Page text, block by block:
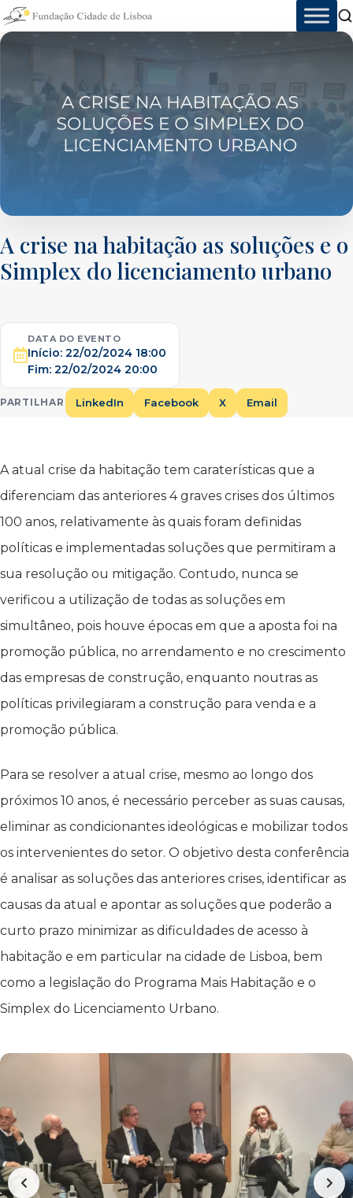
Skip
to
content
A crise na habitação as soluções e o
Simplex do licenciamento urbano
DATA DO EVENTO
Início: 22/02/2024 18:00
Fim: 22/02/2024 20:00
PARTILHAR LinkedIn Facebook X Email
A atual crise da habitação tem caraterísticas que a
diferenciam das anteriores 4 graves crises dos últimos
100 anos, relativamente às quais foram definidas
políticas e implementadas soluções que permitiram a
sua resolução ou mitigação. Contudo, nunca se
verificou a utilização de todas as soluções em
simultâneo, pois houve épocas em que a aposta foi na
promoção pública, no arrendamento e no crescimento
das empresas de construção, enquanto noutras as
políticas privilegiaram a construção para venda e a
promoção pública.
Para se resolver a atual crise, mesmo ao longo dos
próximos 10 anos, é necessário perceber as suas causas,
eliminar as condicionantes ideológicas e mobilizar todos
os intervenientes do setor. O objetivo desta conferência
é analisar as soluções das anteriores crises, identificar as
causas da atual e apontar as soluções que poderão a
curto prazo minimizar as dificuldades de acesso à
habitação e em particular na cidade de Lisboa, bem
como a legislação do Programa Mais Habitação e o
Simplex do Licenciamento Urbano.